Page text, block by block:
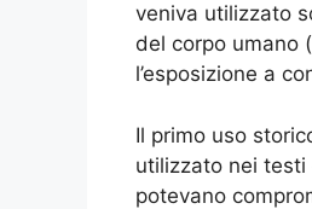
veniva utilizzato
del corpo umano
l’esposizione a
Il primo uso
utilizzato nei
potevano